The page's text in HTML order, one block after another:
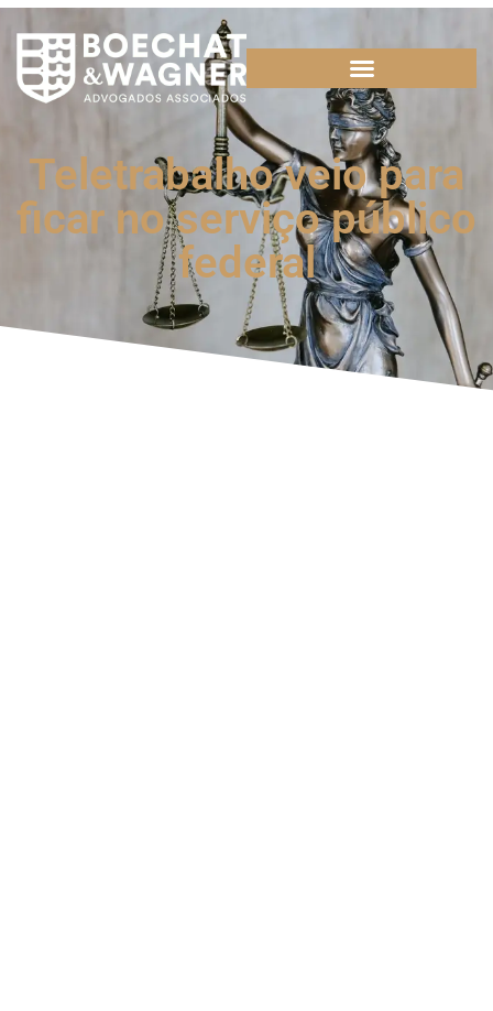
Teletrabalho veio para
ficar no serviço público
federal